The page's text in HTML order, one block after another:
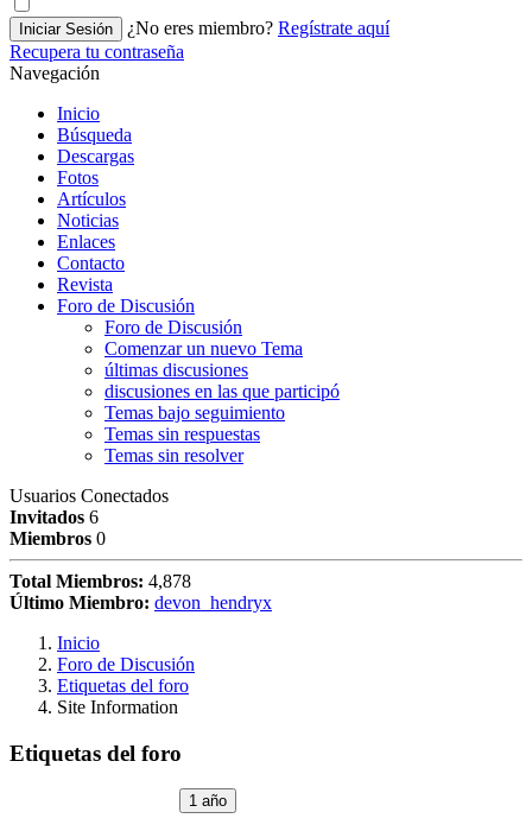
Iniciar Sesión ¿No eres miembro? Regístrate aquí
Recupera tu contraseña
Navegación
Inicio
Búsqueda
Descargas
Fotos
Artículos
Noticias
Enlaces
Contacto
Revista
Foro de Discusión
Foro de Discusión
Comenzar un nuevo Tema
últimas discusiones
discusiones en las que participó
Temas bajo seguimiento
Temas sin respuestas
Temas sin resolver
Usuarios Conectados
Invitados 6
Miembros 0
Total Miembros: 4,878
Último Miembro: devon_hendryx
Inicio
Foro de Discusión
Etiquetas del foro
Site Information
Etiquetas del foro
1 año